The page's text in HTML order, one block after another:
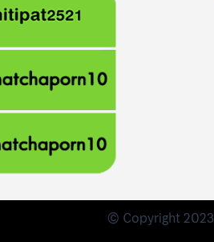
© Copyright